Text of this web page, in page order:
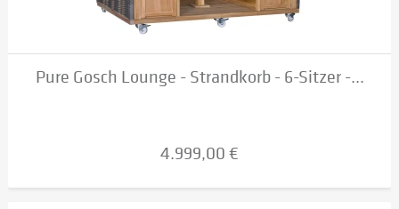
Pure Gosch Lounge - Strandkorb - 6-Sitzer -...
4.999,00 €